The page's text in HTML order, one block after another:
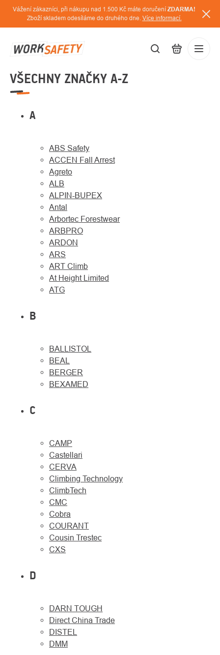
Přejít
obsah
Vážení zákazníci, při nákupu nad 1.500 Kč máte doručení ZDARMA!
Zboží skladem odesíláme do druhého dne. Více informací.
VŠECHNY ZNAČKY A-Z
A
ABS Safety
ACCEN Fall Arrest
Agreto
ALB
ALPIN-BUPEX
Antal
Arbortec Forestwear
ARBPRO
ARDON
ARS
ART Climb
At Height Limited
ATG
B
BALLISTOL
BEAL
BERGER
BEXAMED
C
CAMP
Castellari
CERVA
Climbing Technology
ClimbTech
CMC
Cobra
COURANT
Cousin Trestec
CXS
D
DARN TOUGH
Direct China Trade
DISTEL
DMM